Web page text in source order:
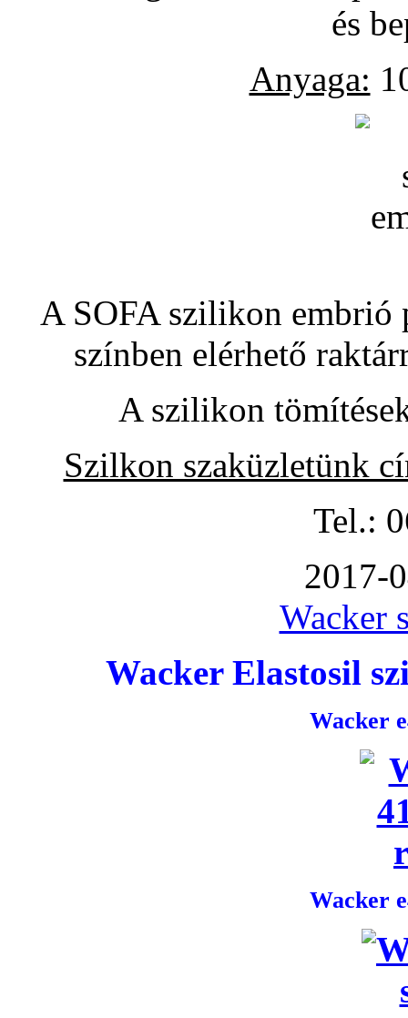
és
Anyaga:
A SOFA szilikon embrió
színben elérhető
A szilikon
Szilkon szaküzletünk
Tel.:
2017-
Wacker
Wacker Elastosil
Wacker
Wacker